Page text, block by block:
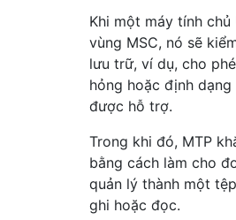
Khi một máy tính chủ
vùng MSC, nó sẽ
lưu trữ, ví dụ, cho
hỏng hoặc định
được hỗ trợ.
Trong khi đó, MTP
bằng cách làm cho
quản lý thành một
ghi hoặc đọc.